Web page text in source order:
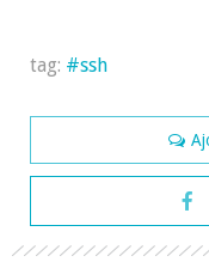
tag: ssh